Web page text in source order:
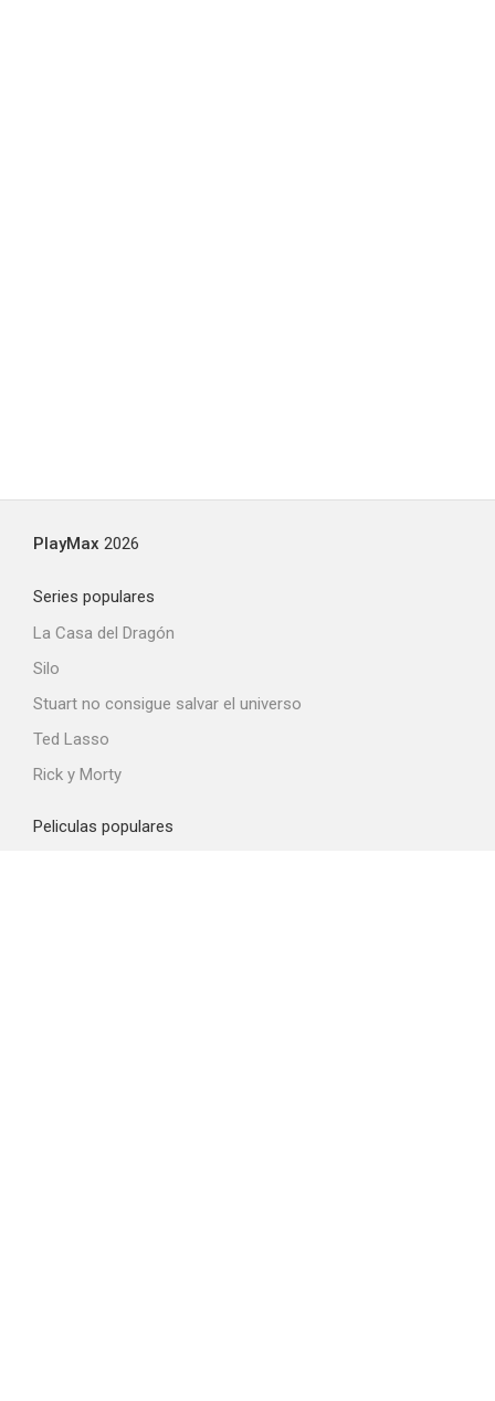
PlayMax 2026
Series populares
La Casa del Dragón
Silo
Stuart no consigue salvar el universo
Ted Lasso
Rick y Morty
Peliculas populares